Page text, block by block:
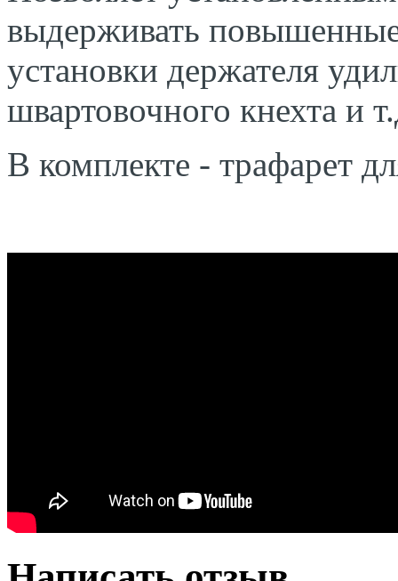
выдерживать
установки держателя
швартовочного кнехта и
В комплекте - трафарет